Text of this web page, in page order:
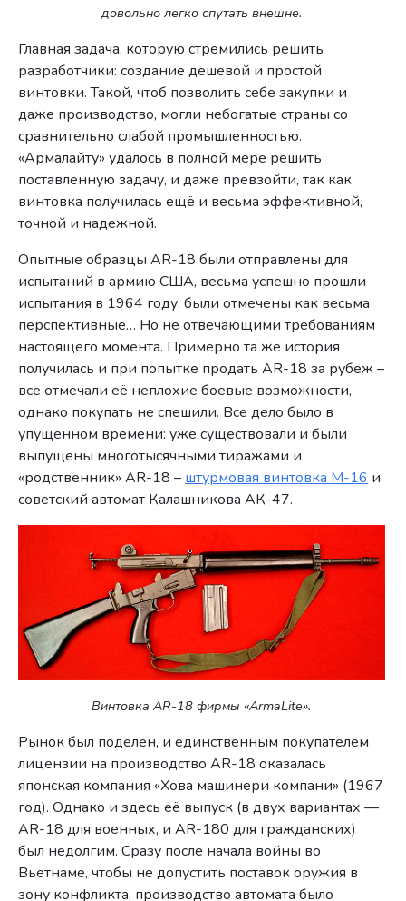
довольно легко спутать внешне.
Главная задача, которую стремились решить
разработчики: создание дешевой и простой
винтовки. Такой, чтоб позволить себе закупки и
даже производство, могли небогатые страны со
сравнительно слабой промышленностью.
«Армалайту» удалось в полной мере решить
поставленную задачу, и даже превзойти, так как
винтовка получилась ещё и весьма эффективной,
точной и надежной.
Опытные образцы AR-18 были отправлены для
испытаний в армию США, весьма успешно прошли
испытания в 1964 году, были отмечены как весьма
перспективные… Но не отвечающими требованиям
настоящего момента. Примерно та же история
получилась и при попытке продать AR-18 за рубеж –
все отмечали её неплохие боевые возможности,
однако покупать не спешили. Все дело было в
упущенном времени: уже существовали и были
выпущены многотысячными тиражами и
«родственник» AR-18 – штурмовая винтовка M-16 и
советский автомат Калашникова АК-47.
Винтовка AR-18 фирмы «ArmaLite».
Рынок был поделен, и единственным покупателем
лицензии на производство AR-18 оказалась
японская компания «Хова машинери компани» (1967
год). Однако и здесь её выпуск (в двух вариантах —
AR-18 для военных, и AR-180 для гражданских)
был недолгим. Сразу после начала войны во
Вьетнаме, чтобы не допустить поставок оружия в
зону конфликта, производство автомата было